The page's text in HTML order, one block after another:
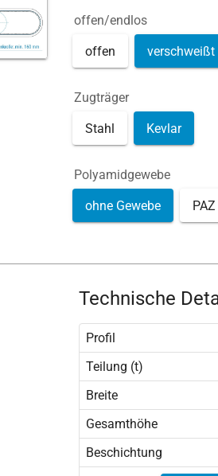
offen/endlos
offen verschweißt
Zugträger
Stahl Kevlar
Polyamidgewebe
ohne Gewebe
Technische
Profil
Teilung (t)
Breite
Gesamthöhe
Beschichtung